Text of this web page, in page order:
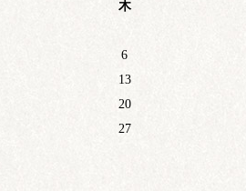
木
6
13
20
27